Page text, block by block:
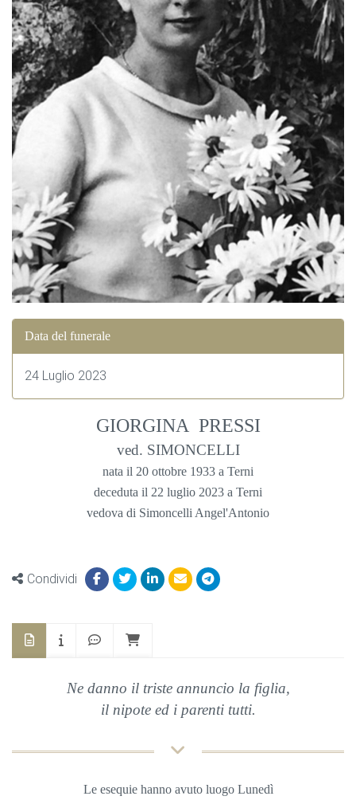
Data del funerale
24 Luglio 2023
GIORGINA PRESSI
ved. SIMONCELLI
nata il 20 ottobre 1933 a Terni
deceduta il 22 luglio 2023 a Terni
vedova di Simoncelli Angel'Antonio
Condividi
Ne danno il triste annuncio la figlia,
il nipote ed i parenti tutti.
Le esequie hanno avuto luogo Lunedì